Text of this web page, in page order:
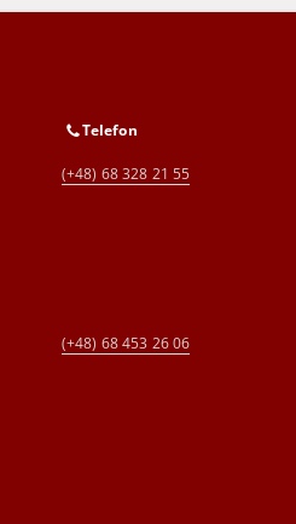
Telefon
(+48) 68 328 21 55
(+48) 68 453 26 06